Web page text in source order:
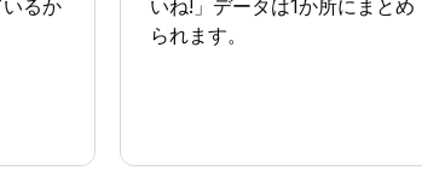
るか
いね!」データは1か所にまとめ
られます。